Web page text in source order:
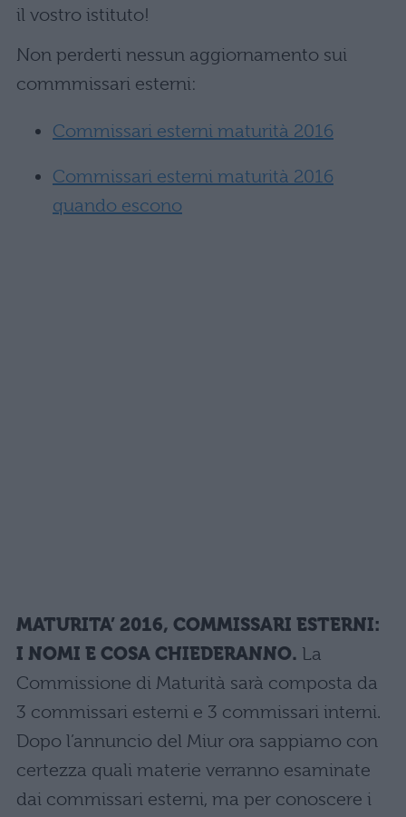
il vostro istituto!
Non perderti nessun aggiornamento sui
commmissari esterni:
Commissari esterni maturità 2016
Commissari esterni maturità 2016
quando escono
MATURITA’ 2016, COMMISSARI ESTERNI:
I NOMI E COSA CHIEDERANNO. La
Commissione di Maturità sarà composta da
3 commissari esterni e 3 commissari interni.
Dopo l’annuncio del Miur ora sappiamo con
certezza quali materie verranno esaminate
dai commissari esterni, ma per conoscere i